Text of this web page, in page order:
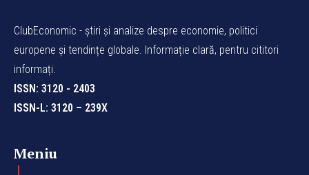
ClubEconomic - știri și analize despre economie, politici
europene și tendințe globale. Informație clară, pentru cititori
informați.
ISSN: 3120 - 2403
ISSN-L: 3120 – 239X
Meniu